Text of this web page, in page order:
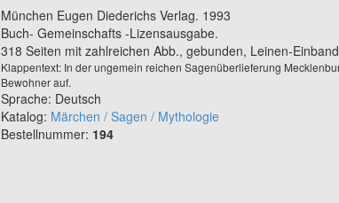
München Eugen Diederichs Verlag. 1993
Buch- Gemeinschafts -Lizensausgabe.
318 Seiten mit zahlreichen Abb., gebunden, Leinen-
Klappentext: In der ungemein reichen Sagenüberlieferung
Bewohner auf.
Sprache: Deutsch
Katalog: Märchen / Sagen / Mythologie
Bestellnummer: 194